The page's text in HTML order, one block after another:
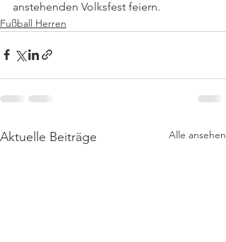
anstehenden Volksfest feiern.
Fußball Herren
Aktuelle Beiträge Alle ansehen